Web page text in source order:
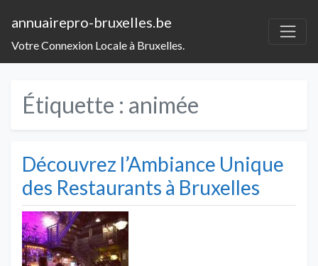
annuairepro-bruxelles.be
Votre Connexion Locale à Bruxelles.
Étiquette : animée
Découvrez l’Ambiance Unique
des Restaurants à Bruxelles